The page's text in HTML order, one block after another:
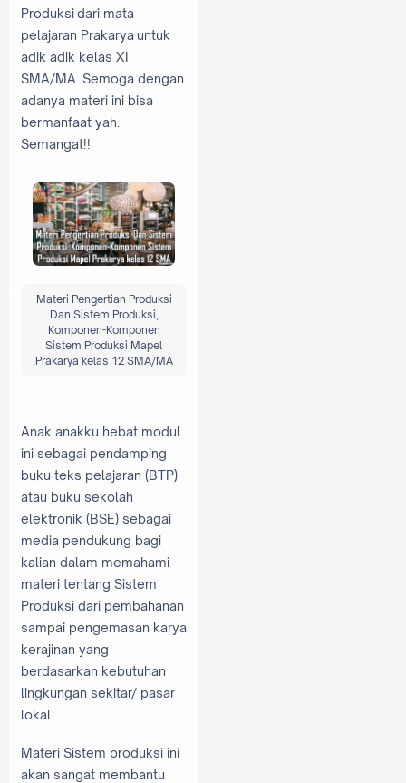
Produksi dari mata
pelajaran Prakarya untuk
adik adik kelas XI
SMA/MA. Semoga dengan
adanya materi ini bisa
bermanfaat yah.
Semangat!!
Materi Pengertian Produksi
Dan Sistem Produksi,
Komponen-Komponen
Sistem Produksi Mapel
Prakarya kelas 12 SMA/MA
Anak anakku hebat modul
ini sebagai pendamping
buku teks pelajaran (BTP)
atau buku sekolah
elektronik (BSE) sebagai
media pendukung bagi
kalian dalam memahami
materi tentang Sistem
Produksi dari pembahanan
sampai pengemasan karya
kerajinan yang
berdasarkan kebutuhan
lingkungan sekitar/ pasar
lokal.
Materi Sistem produksi ini
akan sangat membantu